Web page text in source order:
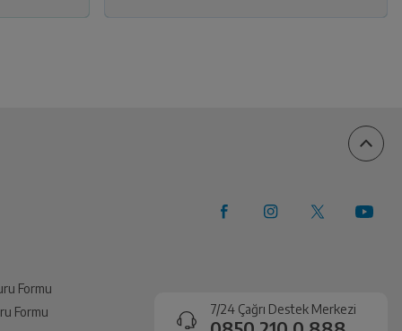
Formu
Formu
7/24 Çağrı Destek Merkezi